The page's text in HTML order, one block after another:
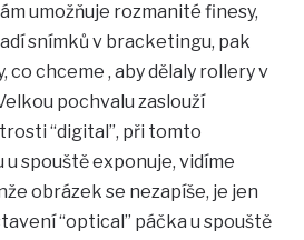
umožňuje rozmanité finesy,
snímků v bracketingu, pak
co chceme , aby dělaly rollery v
pochvalu zaslouží
“digital”, při tomto
spouště exponuje, vidíme
obrázek se nezapíše, je jen
“optical” páčka u spouště